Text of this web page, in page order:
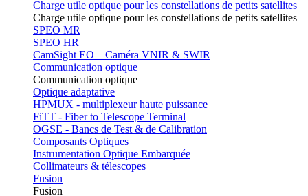
Charge utile optique pour les constellations de petits satellites
Charge utile optique pour les constellations de petits satellites
SPEO MR
SPEO HR
CamSight EO – Caméra VNIR & SWIR
Communication optique
Communication optique
Optique adaptative
HPMUX - multiplexeur haute puissance
FiTT - Fiber to Telescope Terminal
OGSE - Bancs de Test & de Calibration
Composants Optiques
Instrumentation Optique Embarquée
Collimateurs & télescopes
Fusion
Fusion